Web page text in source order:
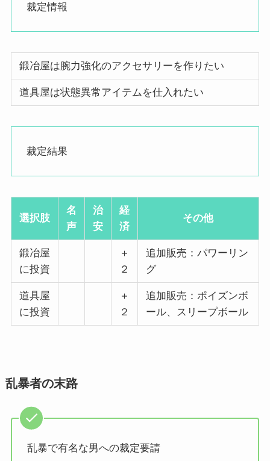
裁定情報
鍛冶屋は腕力強化のアクセサリーを作りたい
道具屋は状態異常アイテムを仕入れたい
裁定結果
選択肢
名
声
治
安
経
済
その他
鍛冶屋
に投資
＋
２
追加販売：パワーリン
グ
道具屋
に投資
＋
２
追加販売： ポイズンボ
ール、 スリープボール
乱暴者の末路
乱暴で有名な男への裁定要請